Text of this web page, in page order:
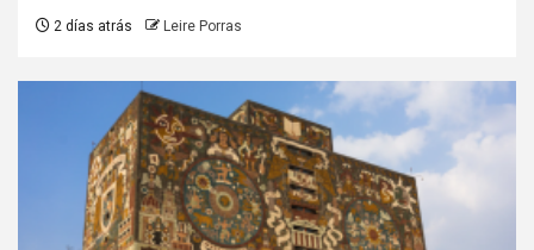
2 días atrás Leire Porras